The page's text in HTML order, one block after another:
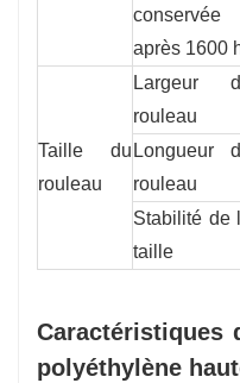
conservée
après 1600
Taille du
rouleau
Largeur
rouleau
Longueur
rouleau
Stabilité de
taille
Caractéristiques
polyéthylène